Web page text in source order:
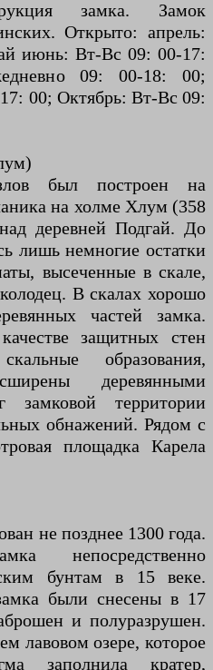
замка. Замок
Открыто: апрель:
июнь: Вт-Вс 09: 00-17:
09: 00-18: 00;
00; Октябрь: Вт-Вс 09:
был построен на
на холме Хлум (358
деревней Подгай. До
лишь немногие остатки
высеченные в скале,
В скалах хорошо
частей замка.
защитных стен
образования,
деревянными
замковой территории
обнажений. Рядом с
площадка Карела
не позднее 1300 года.
непосредственно
бунтам в 15 веке.
были снесены в 17
и полуразрушен.
лавовом озере, которое
заполнила кратер,